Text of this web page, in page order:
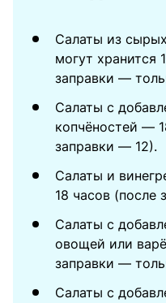
Салаты из
могут хранится
заправки —
Салаты с
копчёностей —
заправки — 12).
Салаты и
18 часов (после
Салаты с
овощей или
заправки —
Салаты с